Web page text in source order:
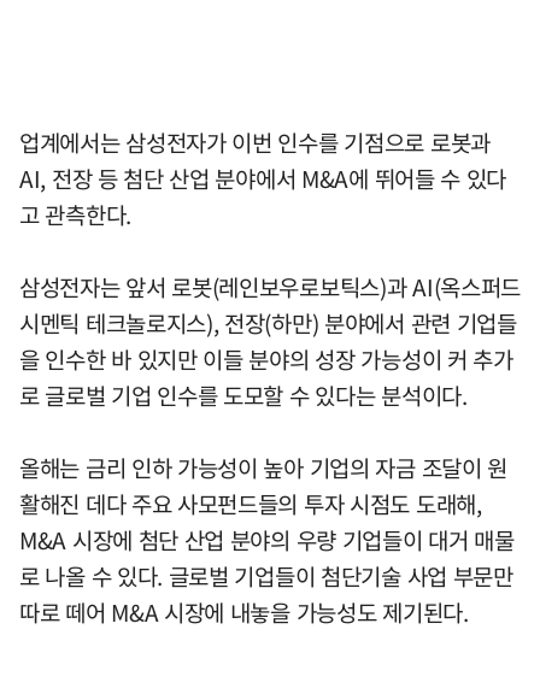
업계에서는 삼성전자가 이번 인수를 기점으로 로봇과
AI, 전장 등 첨단 산업 분야에서 M&A에 뛰어들 수 있다
고 관측한다.
삼성전자는 앞서 로봇(레인보우로보틱스)과 AI(옥스퍼드
시멘틱 테크놀로지스), 전장(하만) 분야에서 관련 기업들
을 인수한 바 있지만 이들 분야의 성장 가능성이 커 추가
로 글로벌 기업 인수를 도모할 수 있다는 분석이다.
올해는 금리 인하 가능성이 높아 기업의 자금 조달이 원
활해진 데다 주요 사모펀드들의 투자 시점도 도래해,
M&A 시장에 첨단 산업 분야의 우량 기업들이 대거 매물
로 나올 수 있다. 글로벌 기업들이 첨단기술 사업 부문만
따로 떼어 M&A 시장에 내놓을 가능성도 제기된다.